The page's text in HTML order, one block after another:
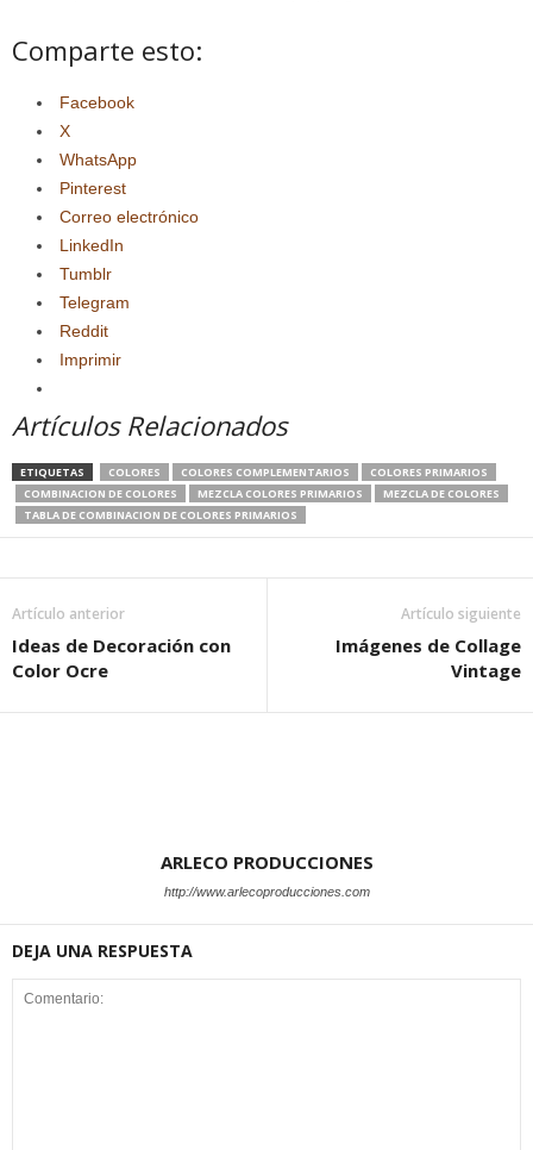
Comparte esto:
Facebook
X
WhatsApp
Pinterest
Correo electrónico
LinkedIn
Tumblr
Telegram
Reddit
Imprimir
Artículos Relacionados
ETIQUETAS COLORES COLORES COMPLEMENTARIOS
COLORES PRIMARIOS
COMBINACION DE COLORES
MEZCLA COLORES PRIMARIOS
MEZCLA DE COLORES
TABLA DE COMBINACION DE COLORES PRIMARIOS
Artículo anterior
Ideas de Decoración con
Color Ocre
Artículo siguiente
Imágenes de Collage
Vintage
ARLECO PRODUCCIONES
http://www.arlecoproducciones.com
DEJA UNA RESPUESTA